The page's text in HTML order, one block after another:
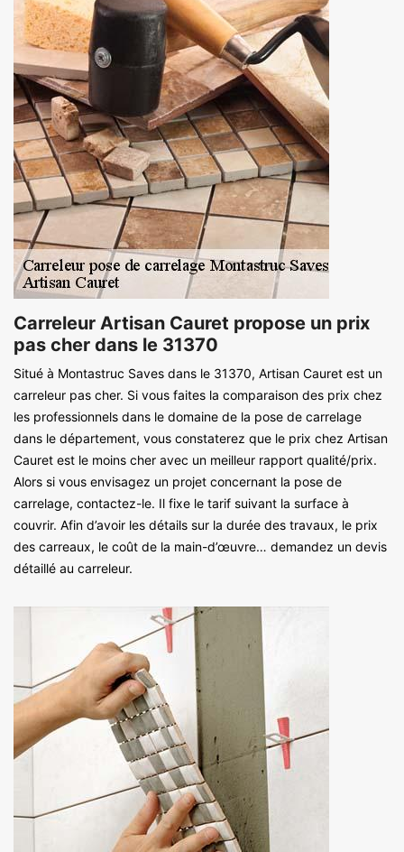
Carreleur Artisan Cauret propose un prix
pas cher dans le 31370
Situé à Montastruc Saves dans le 31370, Artisan Cauret est un
carreleur pas cher. Si vous faites la comparaison des prix chez
les professionnels dans le domaine de la pose de carrelage
dans le département, vous constaterez que le prix chez Artisan
Cauret est le moins cher avec un meilleur rapport qualité/prix.
Alors si vous envisagez un projet concernant la pose de
carrelage, contactez-le. Il fixe le tarif suivant la surface à
couvrir. Afin d’avoir les détails sur la durée des travaux, le prix
des carreaux, le coût de la main-d’œuvre… demandez un devis
détaillé au carreleur.